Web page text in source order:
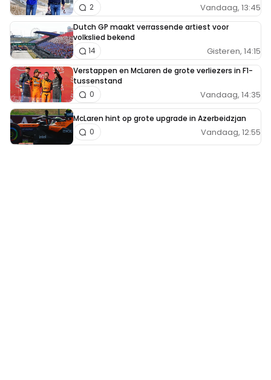
Vandaag, 13:45
2
Dutch GP maakt verrassende artiest voor
volkslied bekend
Gisteren, 14:15
14
Verstappen en McLaren de grote verliezers in F1-
tussenstand
Vandaag, 14:35
0
McLaren hint op grote upgrade in Azerbeidzjan
Vandaag, 12:55
0